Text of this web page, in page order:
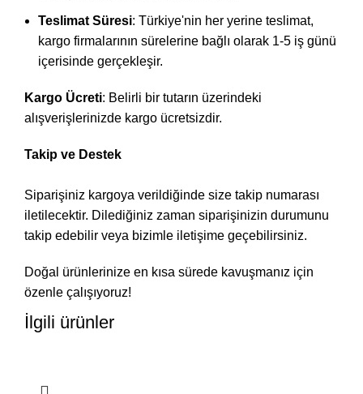
Teslimat Süresi: Türkiye'nin her yerine teslimat,
kargo firmalarının sürelerine bağlı olarak 1-5 iş günü
içerisinde gerçekleşir.
Kargo Ücreti: Belirli bir tutarın üzerindeki
alışverişlerinizde kargo ücretsizdir.
Takip ve Destek
Siparişiniz kargoya verildiğinde size takip numarası
iletilecektir. Dilediğiniz zaman siparişinizin durumunu
takip edebilir veya bizimle iletişime geçebilirsiniz.
Doğal ürünlerinize en kısa sürede kavuşmanız için
özenle çalışıyoruz!
İlgili ürünler